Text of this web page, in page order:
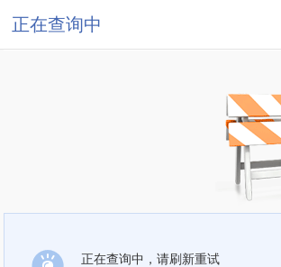
正在查询中
正在查询中，请刷新重试